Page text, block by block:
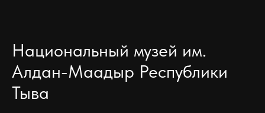
Национальный музей им.
Алдан-Маадыр Республики
Тыва